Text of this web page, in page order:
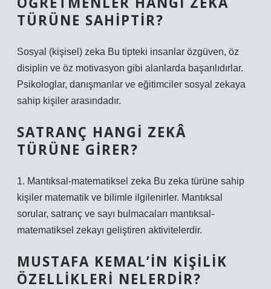
TÜRÜNE SAHIPTIR?
Sosyal (kişisel) zeka Bu tipteki insanlar özgüven, öz
disiplin ve öz motivasyon gibi alanlarda başarılıdırlar.
Psikologlar, danışmanlar ve eğitimciler sosyal zekaya
sahip kişiler arasındadır.
SATRANÇ HANGI ZEKÂ
TÜRÜNE GIRER?
1. Mantıksal-matematiksel zeka Bu zeka türüne sahip
kişiler matematik ve bilimle ilgilenirler. Mantıksal
sorular, satranç ve sayı bulmacaları mantıksal-
matematiksel zekayı geliştiren aktivitelerdir.
MUSTAFA KEMAL’IN KIŞILIK
ÖZELLIKLERI NELERDIR?